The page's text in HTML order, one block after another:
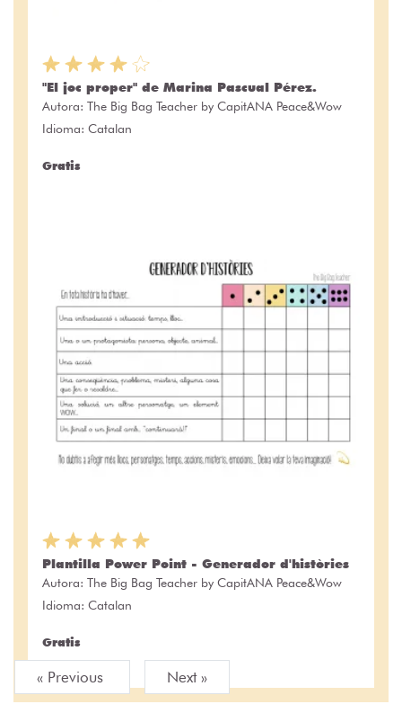
"El joc proper" de Marina Pascual Pérez.
Autora: The Big Bag Teacher by CapitANA Peace&Wow
Idioma: Catalan
Gratis
Plantilla Power Point - Generador d'històries
Autora: The Big Bag Teacher by CapitANA Peace&Wow
Idioma: Catalan
Gratis
« Previous Next »